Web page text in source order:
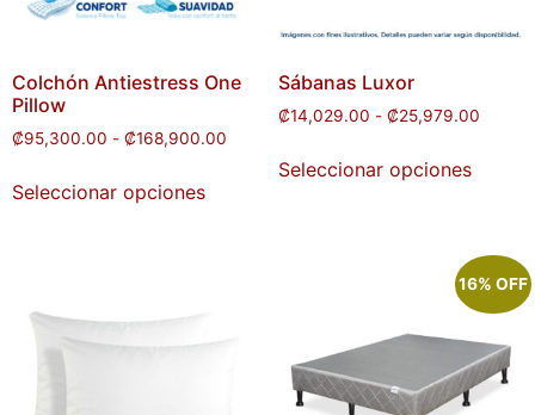
Colchón Antiestress One
Pillow
₡95,300.00 - ₡168,900.00
Seleccionar opciones
Sábanas Luxor
₡14,029.00 - ₡25,979.00
Seleccionar opciones
16% OFF